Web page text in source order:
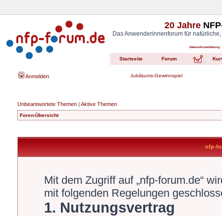
20 Jahre
Das Anwenderinnenforum für
Datenschutzerklärung
Startseite Forum
Anmelden Jubiläums-Gewinnspiel
Unbeantwortete Themen | Aktive Themen
Foren-Übersicht
nfp-
Mit dem Zugriff auf „nfp-forum.de“
mit folgenden Regelungen
1. Nutzungsvertrag